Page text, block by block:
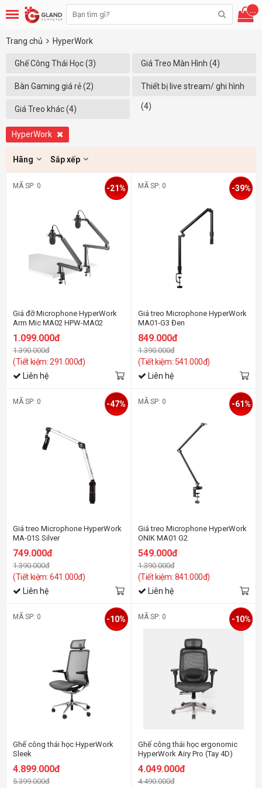
...
Trang chủ HyperWork
Ghế Công Thái Học (3) Giá Treo Màn Hình (4)
Bàn Gaming giá rẻ (2) Thiết bị live stream/ ghi hình
(4)
Giá Treo khác (4)
HyperWork
Hãng Sắp xếp
MÃ SP: 0
Giá đỡ Microphone HyperWork
Arm Mic MA02 HPW-MA02
1.099.000đ
1.390.000đ
(Tiết kiệm: 291.000đ)
-21%
Liên hệ
MÃ SP: 0
Giá treo Microphone HyperWork
MA01-G3 Đen
849.000đ
1.390.000đ
(Tiết kiệm: 541.000đ)
-39%
Liên hệ
MÃ SP: 0
Giá treo Microphone HyperWork
MA-01S Silver
749.000đ
1.390.000đ
(Tiết kiệm: 641.000đ)
-47%
Liên hệ
MÃ SP: 0
Giá treo Microphone HyperWork
ONIK MA01 G2
549.000đ
1.390.000đ
(Tiết kiệm: 841.000đ)
-61%
Liên hệ
MÃ SP: 0
Ghế công thái học HyperWork
Sleek
4.899.000đ
5.399.000đ
-10% MÃ SP: 0
Ghế công thái học ergonomic
HyperWork Airy Pro (Tay 4D)
4.049.000đ
4.490.000đ
-10%